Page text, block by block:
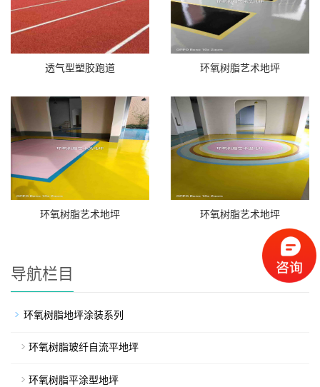
透气型塑胶跑道 环氧树脂艺术地坪
环氧树脂艺术地坪 环氧树脂艺术地坪
导航栏目
环氧树脂地坪涂装系列
环氧树脂玻纤自流平地坪
环氧树脂平涂型地坪